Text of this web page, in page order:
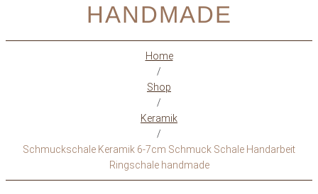
HANDMADE
Home
/
Shop
/
Keramik
/
Schmuckschale Keramik 6-7cm Schmuck Schale Handarbeit
Ringschale handmade